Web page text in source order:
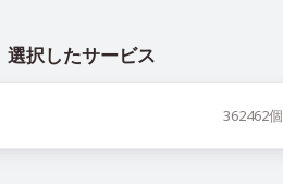
選択したサービス
362462個